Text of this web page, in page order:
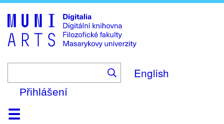
to
main
content
English
Přihlášení